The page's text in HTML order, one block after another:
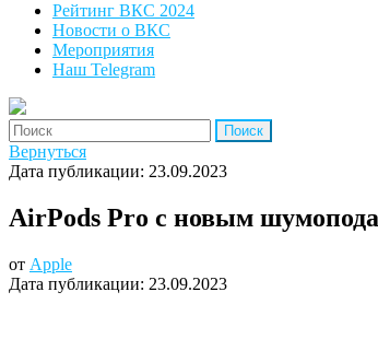
Рейтинг ВКС 2024
Новости о ВКС
Мероприятия
Наш Telegram
'Найти:
Вернуться
Дата публикации: 23.09.2023
AirPods Pro с новым
от Apple
Дата публикации: 23.09.2023